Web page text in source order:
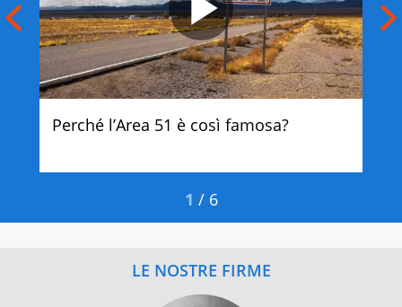
Perché l’Area 51 è così famosa?
1 / 6
LE NOSTRE FIRME